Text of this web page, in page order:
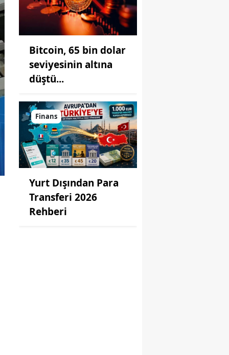
Bitcoin, 65 bin dolar
seviyesinin altına
düştü...
Finans
Yurt Dışından Para
Transferi 2026
Rehberi